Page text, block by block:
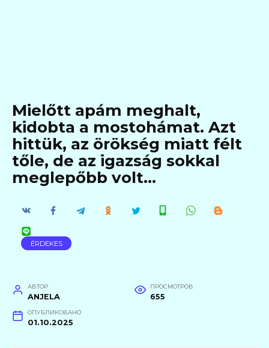
Mielőtt apám meghalt,
kidobta a mostohámat. Azt
hittük, az örökség miatt félt
tőle, de az igazság sokkal
meglepőbb volt…
ÉRDEKES
АВТОР
ANJELA
ПРОСМОТРОВ
655
ОПУБЛИКОВАНО
01.10.2025